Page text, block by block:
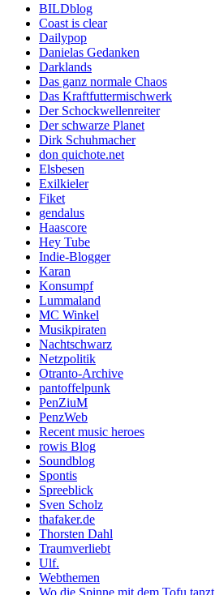
BILDblog
Coast is clear
Dailypop
Danielas Gedanken
Darklands
Das ganz normale Chaos
Das Kraftfuttermischwerk
Der Schockwellenreiter
Der schwarze Planet
Dirk Schuhmacher
don quichote.net
Elsbesen
Exilkieler
Fiket
gendalus
Haascore
Hey Tube
Indie-Blogger
Karan
Konsumpf
Lummaland
MC Winkel
Musikpiraten
Nachtschwarz
Netzpolitik
Otranto-Archive
pantoffelpunk
PenZiuM
PenzWeb
Recent music heroes
rowis Blog
Soundblog
Spontis
Spreeblick
Sven Scholz
thafaker.de
Thorsten Dahl
Traumverliebt
Ulf.
Webthemen
Wo die Spinne mit dem Tofu tanzt